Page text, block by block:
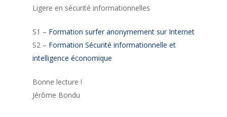
Ligere en sécurité informationnelles
S1 – Formation surfer anonymement sur Internet
S2 – Formation Sécurité informationnelle et
intelligence économique
Bonne lecture !
Jérôme Bondu